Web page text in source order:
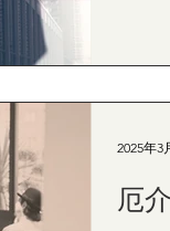
厄
2025年3